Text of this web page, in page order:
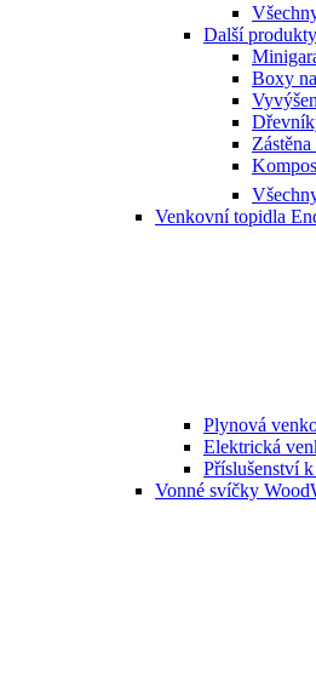
Další
Boxy
Venkovní topidla
Plynová
Elektrická
Příslušenství
Vonné svíčky